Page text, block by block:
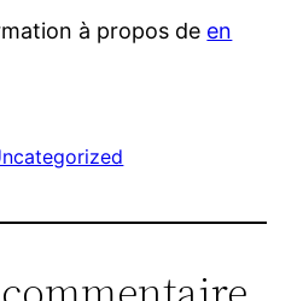
à propos de en